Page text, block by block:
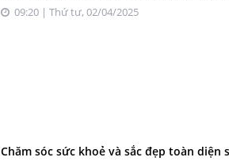
09:20 | Thứ tư, 02/04/2025
Chăm sóc sức khoẻ và sắc đẹp toàn diện